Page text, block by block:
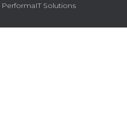
PerformaIT Solutions